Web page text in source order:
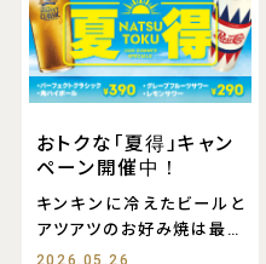
おトクな「夏得」キャン
ペーン開催中！
キンキンに冷えたビールと
アツアツのお好み焼は最高
の組み合わせですよね！
2026.05.26